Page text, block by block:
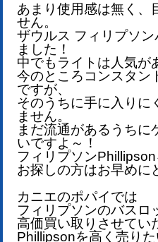
あまり使用感は無く、
せん。
ザウルス フィリプソ
ました！
中でもライトは人気が
今のところコンスタン
ですが、
そのうちに手に入りに
ません。
まだ流通があるうちに
いですよ～！
フィリプソンPhillipson
お探しの方はお早めに
カニエのポパイでは
フィリプソンのバスロ
高価買い取りさせてい
Phillipsonを高く売り